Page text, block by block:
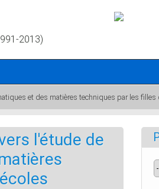
2013)
et des matières techniques par les filles
l'étude de